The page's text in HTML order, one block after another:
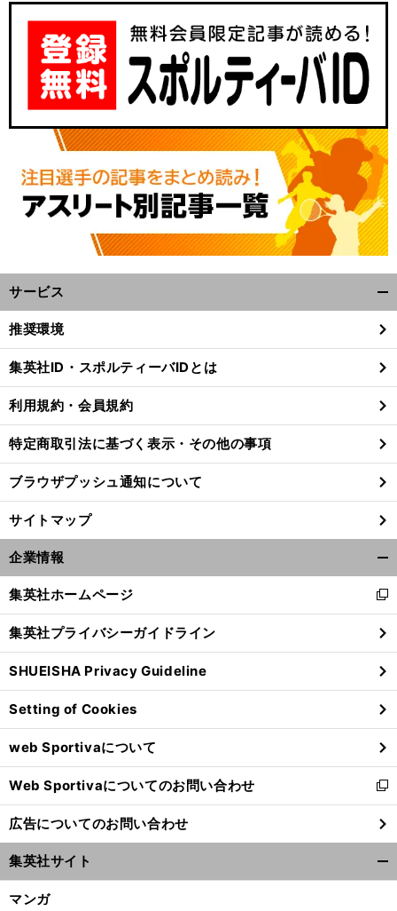
へ
サービス
閉
る
推奨環境
集英社ID・スポルティーバIDとは
利用規約・会員規約
特定商取引法に基づく表示・その他の事項
ブラウザプッシュ通知について
サイトマップ
企業情報
閉
る
集英社ホームページ
新
し
い
ウ
ィ
ン
ド
ウ
で
開
く
集英社プライバシーガイドライン
SHUEISHA Privacy Guideline
Setting of Cookies
web Sportivaについて
Web Sportivaについてのお問い合わせ
新
し
い
ウ
ィ
ン
広告についてのお問い合わせ
集英社サイト
マンガ